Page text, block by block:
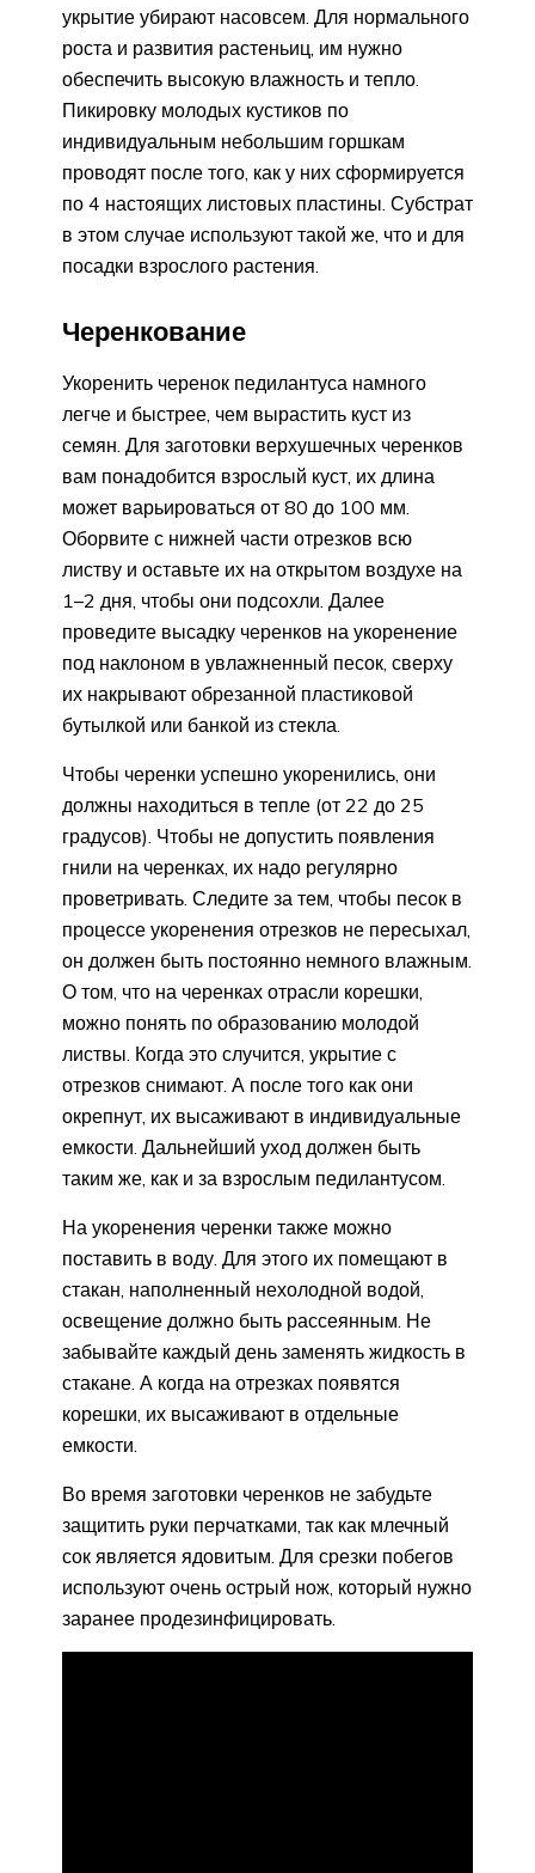
укрытие убирают насовсем. Для нормального
роста и развития растеньиц, им нужно
обеспечить высокую влажность и тепло.
Пикировку молодых кустиков по
индивидуальным небольшим горшкам
проводят после того, как у них сформируется
по 4 настоящих листовых пластины. Субстрат
в этом случае используют такой же, что и для
посадки взрослого растения.
Черенкование
Укоренить черенок педилантуса намного
легче и быстрее, чем вырастить куст из
семян. Для заготовки верхушечных черенков
вам понадобится взрослый куст, их длина
может варьироваться от 80 до 100 мм.
Оборвите с нижней части отрезков всю
листву и оставьте их на открытом воздухе на
1–2 дня, чтобы они подсохли. Далее
проведите высадку черенков на укоренение
под наклоном в увлажненный песок, сверху
их накрывают обрезанной пластиковой
бутылкой или банкой из стекла.
Чтобы черенки успешно укоренились, они
должны находиться в тепле (от 22 до 25
градусов). Чтобы не допустить появления
гнили на черенках, их надо регулярно
проветривать. Следите за тем, чтобы песок в
процессе укоренения отрезков не пересыхал,
он должен быть постоянно немного влажным.
О том, что на черенках отрасли корешки,
можно понять по образованию молодой
листвы. Когда это случится, укрытие с
отрезков снимают. А после того как они
окрепнут, их высаживают в индивидуальные
емкости. Дальнейший уход должен быть
таким же, как и за взрослым педилантусом.
На укоренения черенки также можно
поставить в воду. Для этого их помещают в
стакан, наполненный нехолодной водой,
освещение должно быть рассеянным. Не
забывайте каждый день заменять жидкость в
стакане. А когда на отрезках появятся
корешки, их высаживают в отдельные
емкости.
Во время заготовки черенков не забудьте
защитить руки перчатками, так как млечный
сок является ядовитым. Для срезки побегов
используют очень острый нож, который нужно
заранее продезинфицировать.